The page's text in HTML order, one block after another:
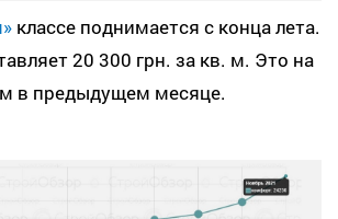
классе поднимается с конца лета.
20 300 грн. за кв. м. Это на
в предыдущем месяце.